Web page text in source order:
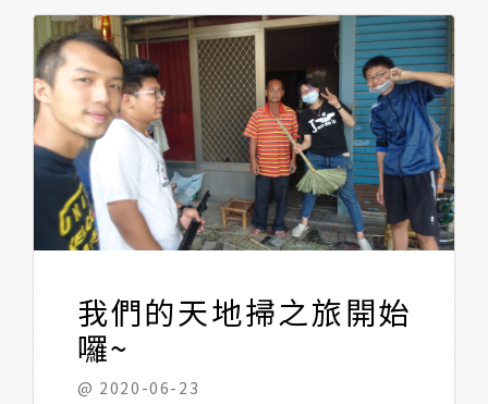
我們的天地掃之旅開始
囉~
@ 2020-06-23